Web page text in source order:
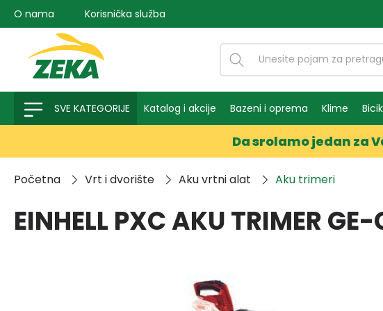
pretragu Preskoči na glavnu navigaciju
O nama Korisnička služba
SVE KATEGORIJE Katalog i akcije Bazeni i oprema Klime
Da srolamo jedan za
Početna Vrt i dvorište Aku vrtni alat Aku trimeri
EINHELL PXC AKU TRIMER